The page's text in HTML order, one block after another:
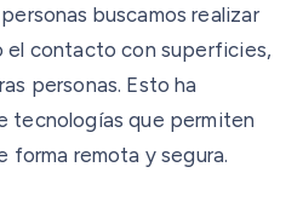
buscamos realizar
el contacto con superficies,
personas. Esto ha
tecnologías que permiten
forma remota y segura.